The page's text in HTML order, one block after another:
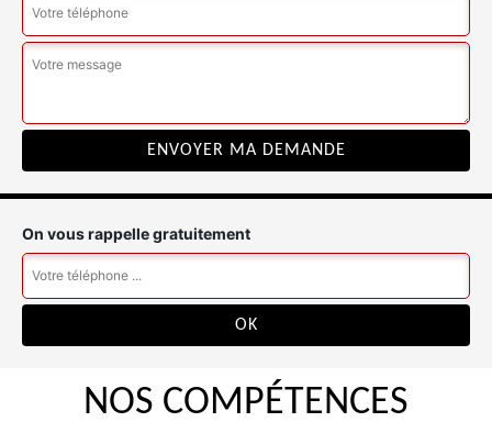
On vous rappelle gratuitement
NOS COMPÉTENCES